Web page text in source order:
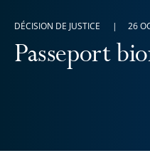
Passeport
DÉCISION DE JUSTICE 26